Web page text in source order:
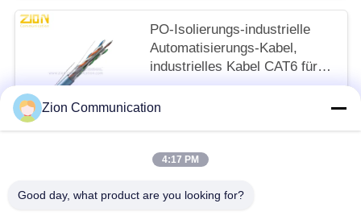
PO-Isolierungs-industrielle
Automatisierungs-Kabel,
industrielles Kabel CAT6 für
langes Leben
TRETEN SIE MIT UNS IN
VERBINDUNG
Zion Communication
4:17 PM
Good day, what product are you looking for?